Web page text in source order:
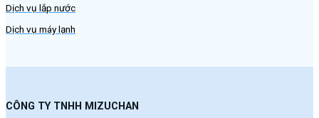
Dịch vụ lắp nước
Dịch vụ máy lạnh
CÔNG TY TNHH MIZUCHAN